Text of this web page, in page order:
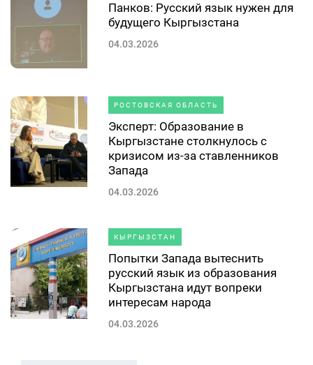
Панков: Русский язык нужен для
будущего Кыргызстана
04.03.2026
РОСТОВСКАЯ ОБЛАСТЬ
Эксперт: Образование в
Кыргызстане столкнулось с
кризисом из-за ставленников
Запада
04.03.2026
КЫРГЫЗСТАН
Попытки Запада вытеснить
русский язык из образования
Кыргызстана идут вопреки
интересам народа
04.03.2026